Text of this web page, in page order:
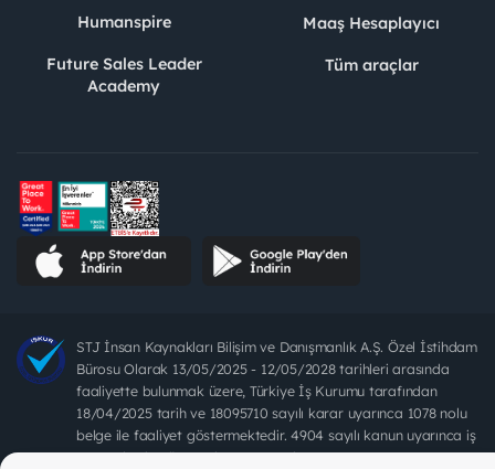
Humanspire
Future Sales Leader
Academy
Maaş Hesaplayıcı
Tüm araçlar
STJ İnsan Kaynakları Bilişim ve Danışmanlık A.Ş. Özel İstihdam
Bürosu Olarak 13/05/2025 - 12/05/2028 tarihleri arasında
faaliyette bulunmak üzere, Türkiye İş Kurumu tarafından
18/04/2025 tarih ve 18095710 sayılı karar uyarınca 1078 nolu
belge ile faaliyet göstermektedir. 4904 sayılı kanun uyarınca iş
arayanlardan ücret alınması yasaktır.